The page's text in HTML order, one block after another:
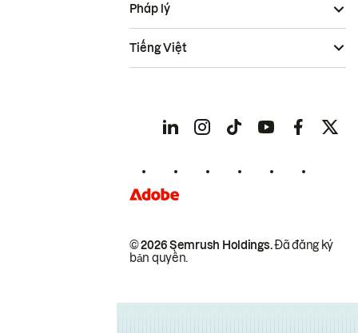
© 2026 Semrush Holdings.Đã đăng ký
bản quyền.
Pháp lý
Tiếng Việt